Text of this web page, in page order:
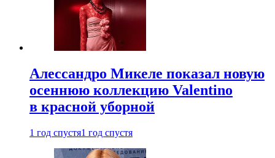
Алессандро Микеле показал новую
осеннюю коллекцию Valentino
в красной уборной
1 год спустя1 год спустя